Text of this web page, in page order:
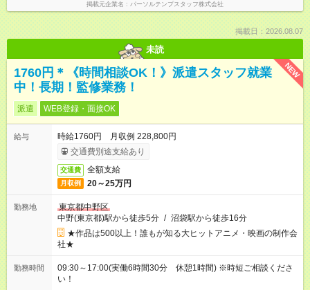
掲載元企業名 パーソルテンプスタッフ株式会社
掲載日：2026.08.07
未読
NEW
1760円＊《時間相談OK！》派遣スタッフ就業
中！長期！監修業務！
派遣 WEB登録・面接OK
給与
時給1760円 月収例 228,800円
交通費別途支給あり
交通費 全額支給
月収例 20～25万円
勤務地
東京都中野区
中野(東京都)駅から徒歩5分 / 沼袋駅から徒歩16分
★作品は500以上！誰もが知る大ヒットアニメ・映画の制作会
社★
勤務時間
09:30～17:00(実働6時間30分 休憩1時間) ※時短ご相談くださ
い！